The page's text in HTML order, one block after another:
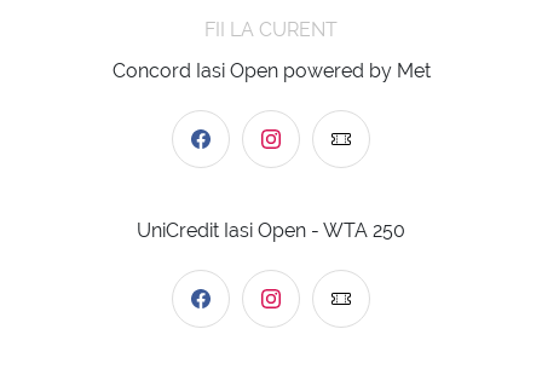
FII LA CURENT
Concord Iasi Open powered by Met
UniCredit Iasi Open - WTA 250